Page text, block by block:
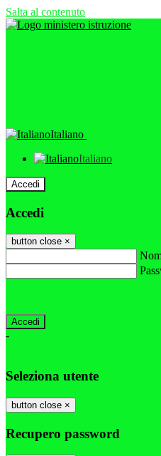
Salta al contenuto
Italiano
Italiano
Accedi
Accedi
button close ×
-
Seleziona utente
button close ×
Recupero password